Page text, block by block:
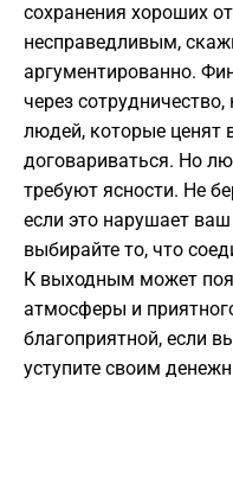
сохранения хороших
несправедливым,
аргументированно.
через
людей, которые ценят
договариваться. Но
требуют ясности. Не
если это нарушает
выбирайте то, что
К выходным может
атмосферы и
благоприятной, если
уступите своим